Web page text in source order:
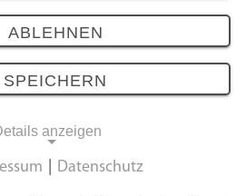
erste Risiken
ruft Motorradfahrer zu
auf.
ABLEHNEN
SPEICHERN
anzeigen
Datenschutz